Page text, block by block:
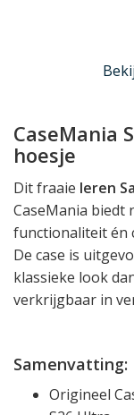
CaseMania
hoesje
Dit fraaie leren
CaseMania biedt
functionaliteit én
De case is
klassieke look
verkrijgbaar in
Samenvatting:
Origineel